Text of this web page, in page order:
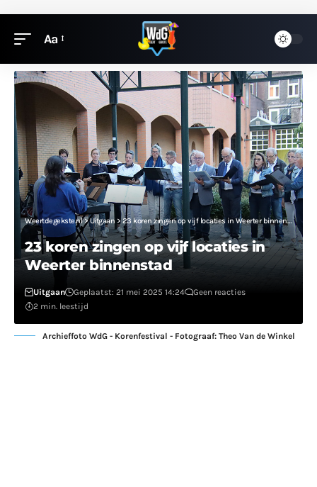
Aa
Weertdegekste.nl>Uitgaan >23 koren zingen op vijf locaties in Weerter binnenstad
23 koren zingen op vijf locaties in
Weerter binnenstad
Uitgaan Geplaatst: 21 mei 2025 14:24
Geen reacties
2 min. leestijd
Archieffoto WdG - Korenfestival - Fotograaf: Theo Van de Winkel